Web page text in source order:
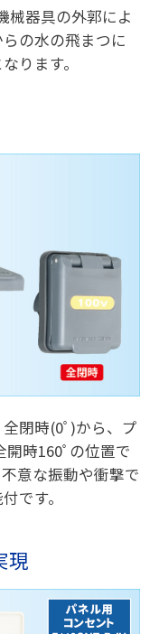
械器具の外郭によ
の水の飛まつに
ります。
閉時(0ﾟ)から、プ
時160ﾟの位置で
意な振動や衝撃で
です。
現